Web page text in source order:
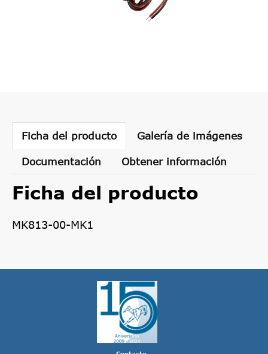
Ficha del producto Galería de imágenes
Documentación Obtener información
Ficha del producto
MK813-00-MK1